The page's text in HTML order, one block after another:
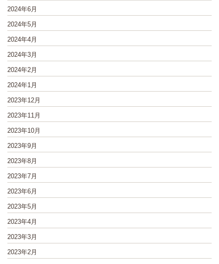
2024年6月
2024年5月
2024年4月
2024年3月
2024年2月
2024年1月
2023年12月
2023年11月
2023年10月
2023年9月
2023年8月
2023年7月
2023年6月
2023年5月
2023年4月
2023年3月
2023年2月